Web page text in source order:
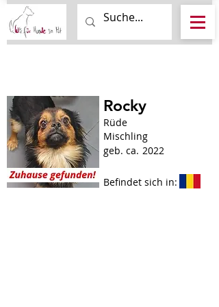
Rocky
Rüde
Mischling
geb. ca. 2022
Befindet sich in: